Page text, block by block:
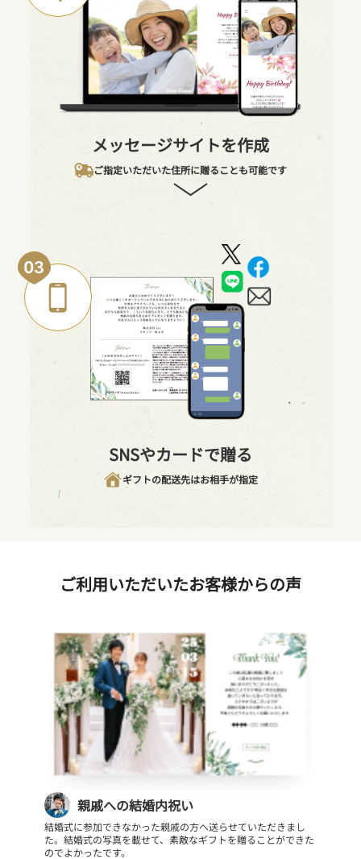
メッセージサイトを作成
ご指定いただいた住所に贈ることも可能です
SNSやカードで贈る
ギフトの配送先はお相手が指定
ご利用いただいたお客様からの声
親戚への結婚内祝い
結婚式に参加できなかった親戚の方へ送らせていただきまし
た。結婚式の写真を載せて、素敵なギフトを贈ることができた
のでよかったです。